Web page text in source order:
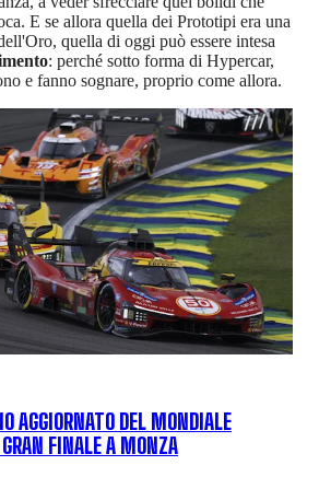
E se allora quella dei Prototipi era una
quella di oggi può essere intesa
: perché sotto forma di Hypercar,
e fanno sognare, proprio come allora.
AGGIORNATO DEL MONDIALE
FINALE A MONZA